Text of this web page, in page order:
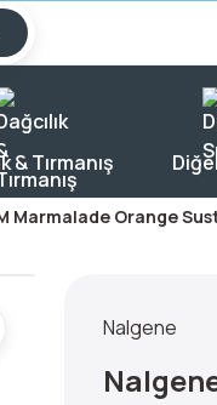
& Tırmanış
Marmalade Orange
Nalgene